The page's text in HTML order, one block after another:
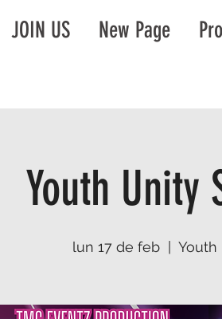
JOIN US New Page
Youth Unity
lun 17 de feb Youth